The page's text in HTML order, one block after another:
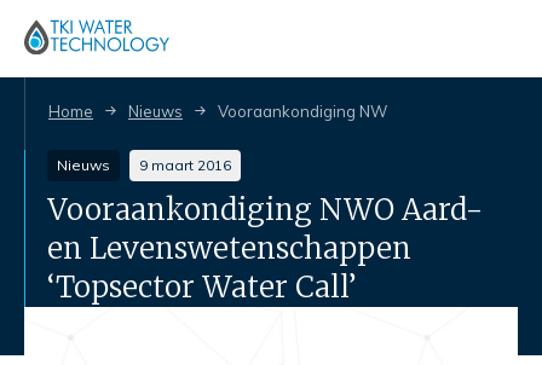
Home Nieuws Vooraankondiging NWO Aard- en
Nieuws 9 maart 2016
Vooraankondiging NWO Aard-
en Levenswetenschappen
‘Topsector Water Call’